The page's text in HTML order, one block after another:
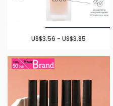
US$3.56 - US$3.85